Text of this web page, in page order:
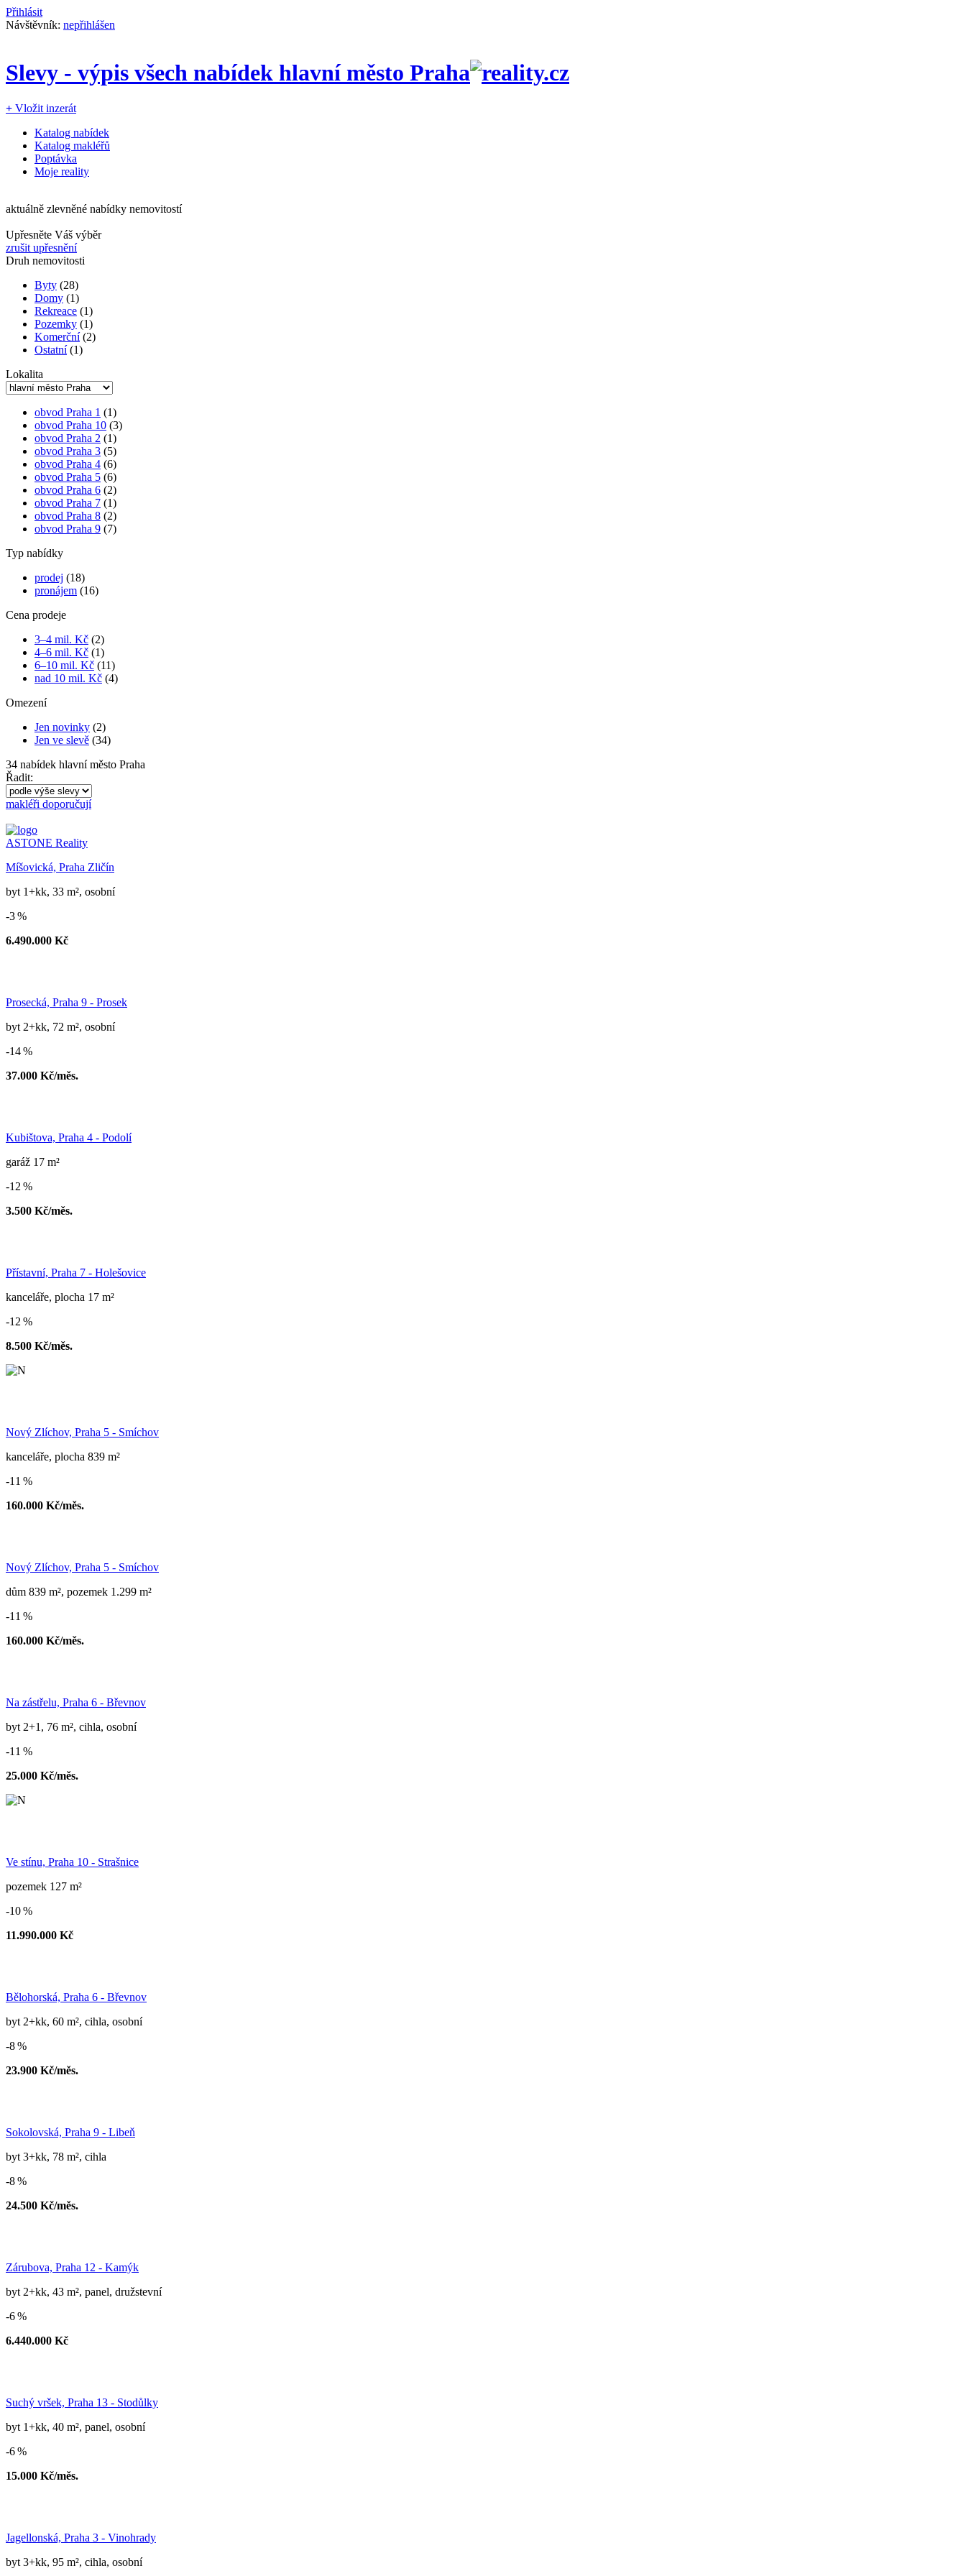
Přihlásit
Návštěvník: nepřihlášen
Slevy - výpis všech nabídek hlavní město Praha
+ Vložit inzerát
Katalog nabídek
Katalog makléřů
Poptávka
Moje reality
aktuálně zlevněné nabídky nemovitostí
Upřesněte Váš výběr
zrušit upřesnění
Druh nemovitosti
Byty (28)
Domy (1)
Rekreace (1)
Pozemky (1)
Komerční(2)
Ostatní(1)
Lokalita
obvod Praha 1 (1)
obvod Praha 10 (3)
obvod Praha 2 (1)
obvod Praha 3 (5)
obvod Praha 4 (6)
obvod Praha 5 (6)
obvod Praha 6 (2)
obvod Praha 7 (1)
obvod Praha 8 (2)
obvod Praha 9 (7)
Typ nabídky
prodej (18)
pronájem (16)
Cena prodeje
3–4 mil. Kč (2)
4–6 mil. Kč (1)
6–10 mil. Kč (11)
nad 10 mil. Kč (4)
Omezení
Jen novinky (2)
Jen ve slevě (34)
34 nabídek hlavní město Praha
Řadit:
makléři doporučují
ASTONE Reality
Míšovická, Praha Zličín
byt 1+kk, 33 m², osobní
-3 %
6.490.000 Kč
Prosecká, Praha 9 - Prosek
byt 2+kk, 72 m², osobní
-14 %
37.000 Kč/měs.
Kubištova, Praha 4 - Podolí
garáž 17 m²
-12 %
3.500 Kč/měs.
Přístavní, Praha 7 - Holešovice
kanceláře, plocha 17 m²
-12 %
8.500 Kč/měs.
Nový Zlíchov, Praha 5 - Smíchov
kanceláře, plocha 839 m²
-11 %
160.000 Kč/měs.
Nový Zlíchov, Praha 5 - Smíchov
dům 839 m², pozemek 1.299 m²
-11 %
160.000 Kč/měs.
Na zástřelu, Praha 6 - Břevnov
byt 2+1, 76 m², cihla, osobní
-11 %
25.000 Kč/měs.
Ve stínu, Praha 10 - Strašnice
pozemek 127 m²
-10 %
11.990.000 Kč
Bělohorská, Praha 6 - Břevnov
byt 2+kk, 60 m², cihla, osobní
-8 %
23.900 Kč/měs.
Sokolovská, Praha 9 - Libeň
byt 3+kk, 78 m², cihla
-8 %
24.500 Kč/měs.
Zárubova, Praha 12 - Kamýk
byt 2+kk, 43 m², panel, družstevní
-6 %
6.440.000 Kč
Suchý vršek, Praha 13 - Stodůlky
byt 1+kk, 40 m², panel, osobní
-6 %
15.000 Kč/měs.
Jagellonská, Praha 3 - Vinohrady
byt 3+kk, 95 m², cihla, osobní